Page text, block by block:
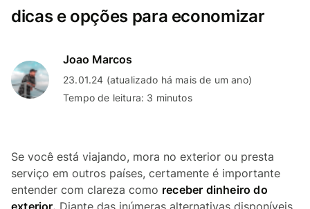
dicas e opções para economizar
Joao Marcos
23.01.24 (atualizado há mais de um ano)
Tempo de leitura: 3 minutos
Se você está viajando, mora no exterior ou presta
serviço em outros países, certamente é importante
entender com clareza como receber dinheiro do
exterior. Diante das inúmeras alternativas disponíveis